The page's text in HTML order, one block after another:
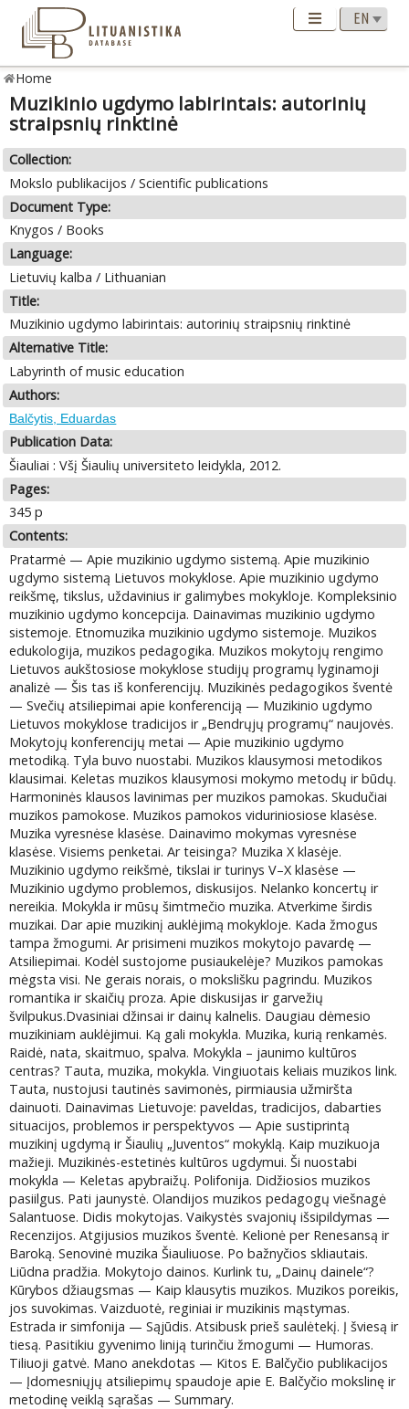
Home
Muzikinio ugdymo labirintais: autorinių
straipsnių rinktinė
Collection:
Mokslo publikacijos / Scientific publications
Document Type:
Knygos / Books
Language:
Lietuvių kalba / Lithuanian
Title:
Muzikinio ugdymo labirintais: autorinių straipsnių rinktinė
Alternative Title:
Labyrinth of music education
Authors:
Balčytis, Eduardas
Publication Data:
Šiauliai : Všį Šiaulių universiteto leidykla, 2012.
Pages:
345 p
Contents:
Pratarmė — Apie muzikinio ugdymo sistemą. Apie muzikinio
ugdymo sistemą Lietuvos mokyklose. Apie muzikinio ugdymo
reikšmę, tikslus, uždavinius ir galimybes mokykloje. Kompleksinio
muzikinio ugdymo koncepcija. Dainavimas muzikinio ugdymo
sistemoje. Etnomuzika muzikinio ugdymo sistemoje. Muzikos
edukologija, muzikos pedagogika. Muzikos mokytojų rengimo
Lietuvos aukštosiose mokyklose studijų programų lyginamoji
analizė — Šis tas iš konferencijų. Muzikinės pedagogikos šventė
— Svečių atsiliepimai apie konferenciją — Muzikinio ugdymo
Lietuvos mokyklose tradicijos ir „Bendrųjų programų“ naujovės.
Mokytojų konferencijų metai — Apie muzikinio ugdymo
metodiką. Tyla buvo nuostabi. Muzikos klausymosi metodikos
klausimai. Keletas muzikos klausymosi mokymo metodų ir būdų.
Harmoninės klausos lavinimas per muzikos pamokas. Skudučiai
muzikos pamokose. Muzikos pamokos viduriniosiose klasėse.
Muzika vyresnėse klasėse. Dainavimo mokymas vyresnėse
klasėse. Visiems penketai. Ar teisinga? Muzika X klasėje.
Muzikinio ugdymo reikšmė, tikslai ir turinys V–X klasėse —
Muzikinio ugdymo problemos, diskusijos. Nelanko koncertų ir
nereikia. Mokykla ir mūsų šimtmečio muzika. Atverkime širdis
muzikai. Dar apie muzikinį auklėjimą mokykloje. Kada žmogus
tampa žmogumi. Ar prisimeni muzikos mokytojo pavardę —
Atsiliepimai. Kodėl sustojome pusiaukelėje? Muzikos pamokas
mėgsta visi. Ne gerais norais, o mokslišku pagrindu. Muzikos
romantika ir skaičių proza. Apie diskusijas ir garvežių
švilpukus.Dvasiniai džinsai ir dainų kalnelis. Daugiau dėmesio
muzikiniam auklėjimui. Ką gali mokykla. Muzika, kurią renkamės.
Raidė, nata, skaitmuo, spalva. Mokykla – jaunimo kultūros
centras? Tauta, muzika, mokykla. Vingiuotais keliais muzikos link.
Tauta, nustojusi tautinės savimonės, pirmiausia užmiršta
dainuoti. Dainavimas Lietuvoje: paveldas, tradicijos, dabarties
situacijos, problemos ir perspektyvos — Apie sustiprintą
muzikinį ugdymą ir Šiaulių „Juventos“ mokyklą. Kaip muzikuoja
mažieji. Muzikinės-estetinės kultūros ugdymui. Ši nuostabi
mokykla — Keletas apybraižų. Polifonija. Didžiosios muzikos
pasiilgus. Pati jaunystė. Olandijos muzikos pedagogų viešnagė
Salantuose. Didis mokytojas. Vaikystės svajonių išsipildymas —
Recenzijos. Atgijusios muzikos šventė. Kelionė per Renesansą ir
Baroką. Senovinė muzika Šiauliuose. Po bažnyčios skliautais.
Liūdna pradžia. Mokytojo dainos. Kurlink tu, „Dainų dainele“?
Kūrybos džiaugsmas — Kaip klausytis muzikos. Muzikos poreikis,
jos suvokimas. Vaizduotė, reginiai ir muzikinis mąstymas.
Estrada ir simfonija — Sąjūdis. Atsibusk prieš saulėtekį. Į šviesą ir
tiesą. Pasitikiu gyvenimo liniją turinčiu žmogumi — Humoras.
Tiliuoji gatvė. Mano anekdotas — Kitos E. Balčyčio publikacijos
— Įdomesniųjų atsiliepimų spaudoje apie E. Balčyčio mokslinę ir
metodinę veiklą sąrašas — Summary.